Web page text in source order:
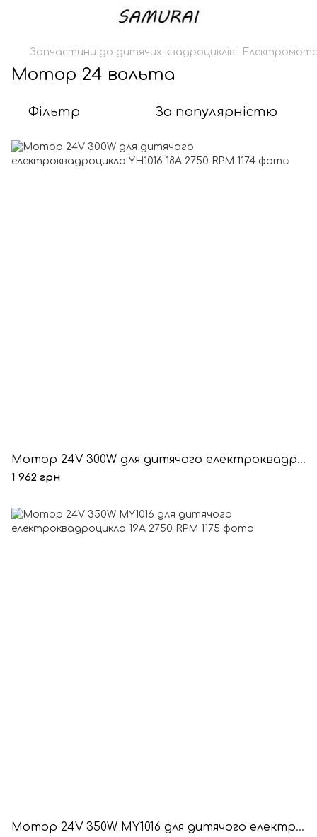
Запчастини до дитячих квадроциклів
Мотор 24 вольта
Фільтр За популярністю
Мотор 24V 300W для дитячого електроквадроцикла YH1016 18A 2750 RPM
1 962 грн
Мотор 24V 350W MY1016 для дитячого електроквадроцикла 19A 2750 RPM